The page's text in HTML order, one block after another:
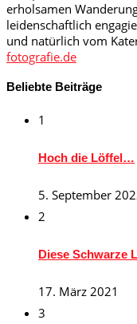
erholsamen
leidenschaftlich
und natürlich vom
fotografie.de
Beliebte Beiträge
1
Hoch die Löffel…
5. September
2
Diese Schwarze
17. März 2021
3